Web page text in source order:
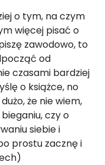
o tym, na czym
więcej pisać o
zawodowo, to
od
czasami bardziej
o książce, no
że nie wiem,
czy o
siebie i
prostu zacznę i